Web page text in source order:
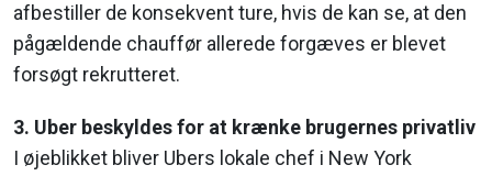
afbestiller de konsekvent ture, hvis de kan se, at den
pågældende chauffør allerede forgæves er blevet
forsøgt rekrutteret.
3. Uber beskyldes for at krænke brugernes privatliv
I øjeblikket bliver Ubers lokale chef i New York